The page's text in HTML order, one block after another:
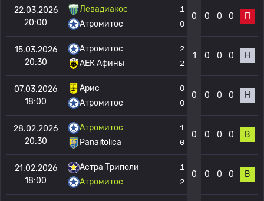
22.03.2026
20:00
Левадиакос
Атромитос
1
0
0 0 0 0 П
15.03.2026
20:30
Атромитос
АЕК Афины
2
2
1 0 0 0 Н
07.03.2026
18:00
Арис
Атромитос
0
0
0 0 0 0 Н
28.02.2026
20:30
Атромитос
Panaitolica
1
0
0 0 0 0 В
21.02.2026
18:00
Астра Триполи
Атромитос
1
2
0 0 0 0 В